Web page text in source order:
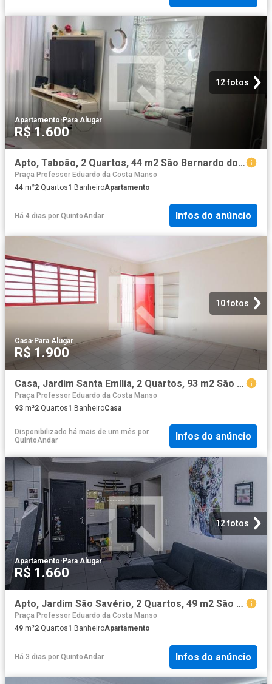
12 fotos
Apartamento·Para Alugar
R$ 1.600
Apto, Taboão, 2 Quartos, 44 m2 São Bernardo do Campo
Praça Professor Eduardo da Costa Manso
44 m²2 Quartos1 BanheiroApartamento
Há 4 dias por QuintoAndar Infos do anúncio
10 fotos
Casa·Para Alugar
R$ 1.900
Casa, Jardim Santa Emília, 2 Quartos, 93 m2 São Paulo
Praça Professor Eduardo da Costa Manso
93 m²2 Quartos1 BanheiroCasa
Disponibilizado há mais de um mês por
QuintoAndar
Infos do anúncio
12 fotos
Apartamento· Para Alugar
R$ 1.660
Apto, Jardim São Savério, 2 Quartos, 49 m2 São Paulo
Praça Professor Eduardo da Costa Manso
49 m²2 Quartos1 BanheiroApartamento
Há 3 dias por QuintoAndar Infos do anúncio